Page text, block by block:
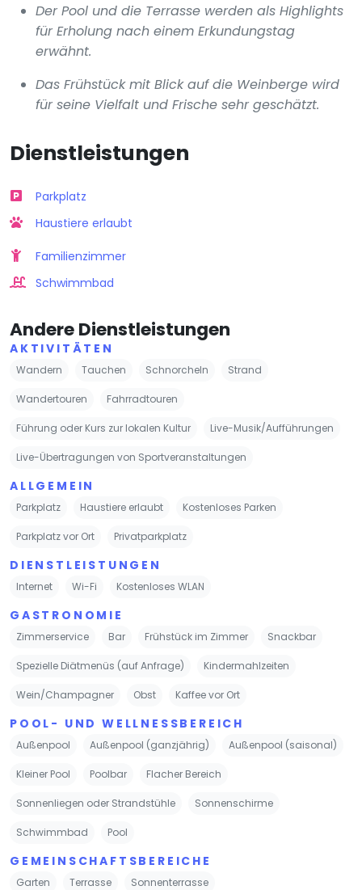
Der Pool und die Terrasse werden als Highlights
für Erholung nach einem Erkundungstag
erwähnt.
Das Frühstück mit Blick auf die Weinberge wird
für seine Vielfalt und Frische sehr geschätzt.
Dienstleistungen
Parkplatz
Haustiere erlaubt
Familienzimmer
Schwimmbad
Andere Dienstleistungen
AKTIVITÄTEN
Wandern Tauchen Schnorcheln Strand
Wandertouren Fahrradtouren
Führung oder Kurs zur lokalen Kultur Live-Musik/Aufführungen
Live-Übertragungen von Sportveranstaltungen
ALLGEMEIN
Parkplatz Haustiere erlaubt Kostenloses Parken
Parkplatz vor Ort Privatparkplatz
DIENSTLEISTUNGEN
Internet Wi-Fi Kostenloses WLAN
GASTRONOMIE
Zimmerservice Bar Frühstück im Zimmer Snackbar
Spezielle Diätmenüs (auf Anfrage) Kindermahlzeiten
Wein/Champagner Obst Kaffee vor Ort
POOL- UND WELLNESSBEREICH
Außenpool Außenpool (ganzjährig) Außenpool (saisonal)
Kleiner Pool Poolbar Flacher Bereich
Sonnenliegen oder Strandstühle Sonnenschirme
Schwimmbad Pool
GEMEINSCHAFTSBEREICHE
Garten Terrasse Sonnenterrasse